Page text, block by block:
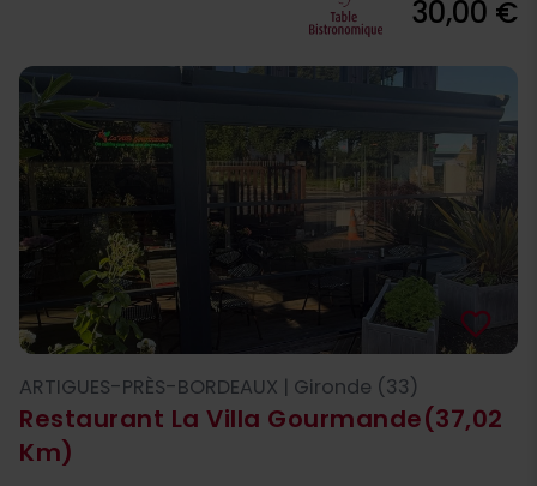
30,00 €
Restaurant La Villa Gourmande(37,02
Km)
favorite_border
ARTIGUES-PRÈS-BORDEAUX | Gironde (33)